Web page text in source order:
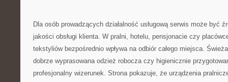
Dla osób prowadzących działalność usługową serwis może być
jakości obsługi klienta. W pralni, hotelu, pensjonacie czy
tekstyliów bezpośrednio wpływa na odbiór całego miejsca.
dobrze wyprasowana odzież robocza czy higienicznie
profesjonalny wizerunek. Strona pokazuje, że urządzenia